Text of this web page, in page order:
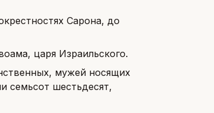
Сарона, до
царя Израильского.
мужей носящих
семьсот шестьдесят,